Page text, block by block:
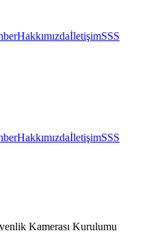
HakkımızdaİletişimSSS
HakkımızdaİletişimSSS
Kamerası Kurulumu